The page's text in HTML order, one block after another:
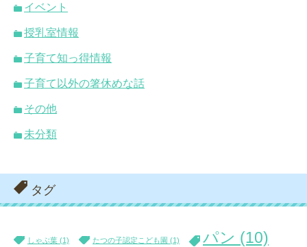
イベント
授乳室情報
子育て知っ得情報
子育て以外の箸休めな話
その他
未分類
タグ
しゃぶ葉 (1) たつの子認定こども園 (1) パン (10)